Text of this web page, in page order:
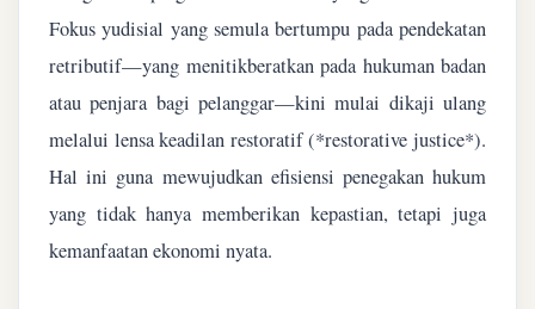
Fokus yudisial yang semula bertumpu pada pendekatan
retributif—yang menitikberatkan pada hukuman badan
atau penjara bagi pelanggar—kini mulai dikaji ulang
melalui lensa keadilan restoratif (*restorative justice*).
Hal ini guna mewujudkan efisiensi penegakan hukum
yang tidak hanya memberikan kepastian, tetapi juga
kemanfaatan ekonomi nyata.